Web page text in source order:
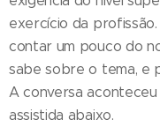
exercício da
contar um pouco do
sabe sobre o tema, e
A conversa
assistida abaixo.